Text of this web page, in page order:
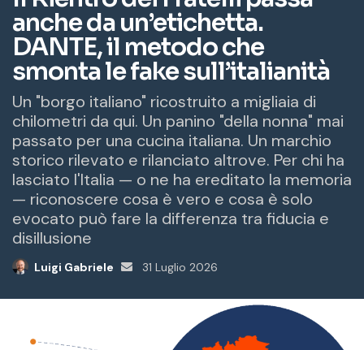
a
i
l